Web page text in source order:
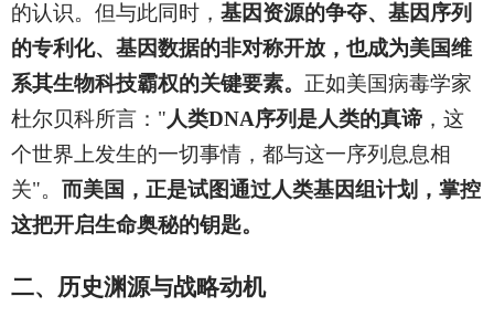
的认识。但与此同时， 基因资源的争夺、基因序列
的专利化、基因数据的非对称开放，也成为美国维
系其生物科技霸权的关键要素。 正如美国病毒学家
杜尔贝科所言："人类DNA序列是人类的真谛，这
个世界上发生的一切事情，都与这一序列息息相
关"。 而美国，正是试图通过人类基因组计划，掌控
这把开启生命奥秘的钥匙。
二、历史渊源与战略动机